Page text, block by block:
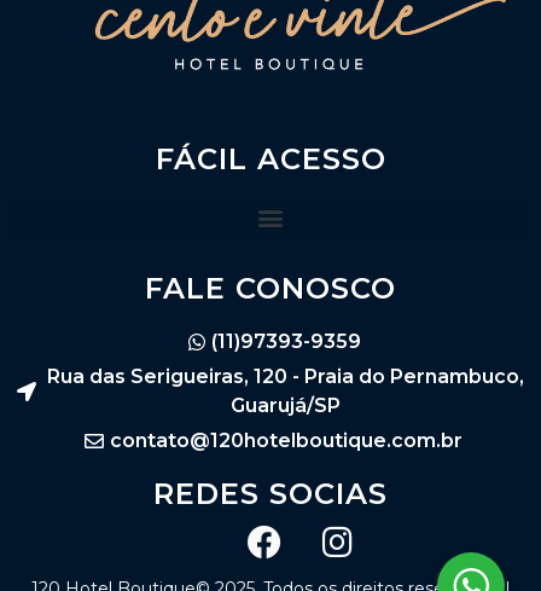
FÁCIL ACESSO
FALE CONOSCO
(11)97393-9359
Rua das Serigueiras, 120 - Praia do Pernambuco,
Guarujá/SP
contato@120hotelboutique.com.br
REDES SOCIAS